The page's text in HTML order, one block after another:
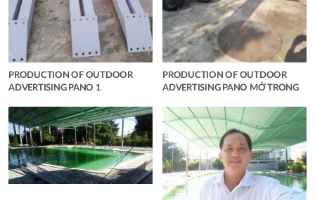
PRODUCTION OF OUTDOOR
ADVERTISING PANO 1
PRODUCTION OF OUTDOOR
ADVERTISING PANO MỞ TRONG